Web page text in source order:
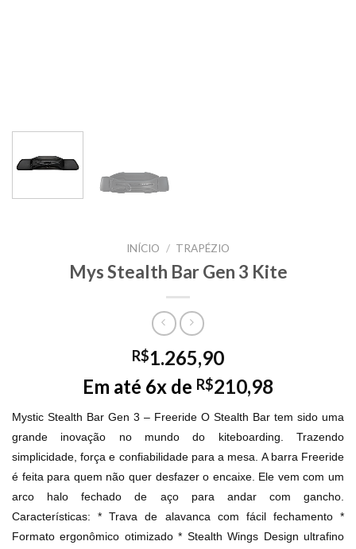
INÍCIO / TRAPÉZIO
Mys Stealth Bar Gen 3 Kite
R$1.265,90
Em até 6x de R$210,98
Mystic Stealth Bar Gen 3 – Freeride O Stealth Bar tem sido uma
grande inovação no mundo do kiteboarding. Trazendo
simplicidade, força e confiabilidade para a mesa. A barra Freeride
é feita para quem não quer desfazer o encaixe. Ele vem com um
arco halo fechado de aço para andar com gancho.
Características: * Trava de alavanca com fácil fechamento *
Formato ergonômico otimizado * Stealth Wings Design ultrafino